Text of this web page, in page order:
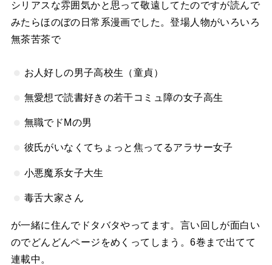
シリアスな雰囲気かと思って敬遠してたのですが読んで
みたらほのぼの日常系漫画でした。登場人物がいろいろ
無茶苦茶で
お人好しの男子高校生（童貞）
無愛想で読書好きの若干コミュ障の女子高生
無職でドMの男
彼氏がいなくてちょっと焦ってるアラサー女子
小悪魔系女子大生
毒舌大家さん
が一緒に住んでドタバタやってます。言い回しが面白い
のでどんどんページをめくってしまう。6巻まで出てて
連載中。